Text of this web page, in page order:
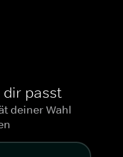
dir passt
deiner Wahl